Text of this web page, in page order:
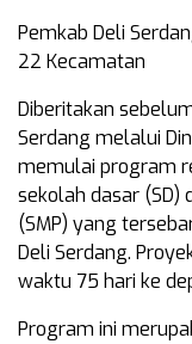
Pemkab Deli
22 Kecamatan
Diberitakan
Serdang melalui
memulai program
sekolah dasar (SD)
(SMP) yang
Deli Serdang.
waktu 75 hari ke
Program ini